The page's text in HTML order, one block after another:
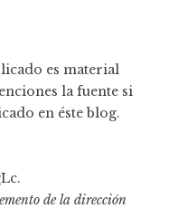
es material
la fuente si
en éste blog.
de la dirección